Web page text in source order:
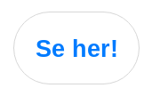
Se her!